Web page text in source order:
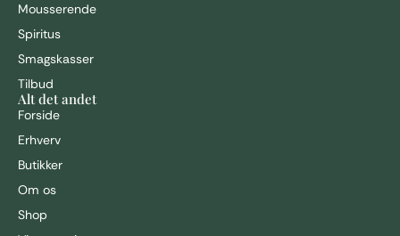
Mousserende
Spiritus
Smagskasser
Tilbud
Alt det andet
Forside
Erhverv
Butikker
Om os
Shop